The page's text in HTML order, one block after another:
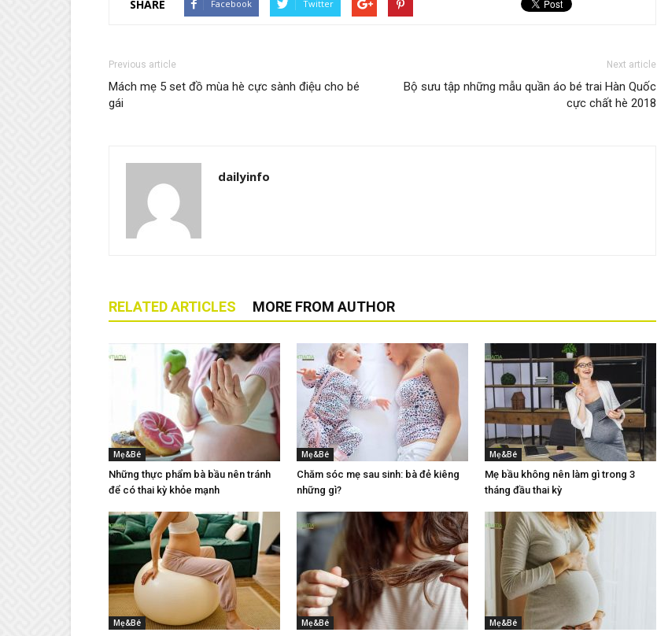
SHARE Facebook Twitter
Previous article
Mách mẹ 5 set đồ mùa hè cực sành điệu cho bé
gái
Next article
Bộ sưu tập những mẫu quần áo bé trai Hàn Quốc
cực chất hè 2018
dailyinfo
RELATED ARTICLES MORE FROM AUTHOR
Mẹ&Bé
Những thực phẩm bà bầu nên tránh
để có thai kỳ khỏe mạnh
Mẹ&Bé
Chăm sóc mẹ sau sinh: bà đẻ kiêng
những gì?
Mẹ&Bé
Mẹ bầu không nên làm gì trong 3
tháng đầu thai kỳ
Mẹ&Bé Mẹ&Bé Mẹ&Bé